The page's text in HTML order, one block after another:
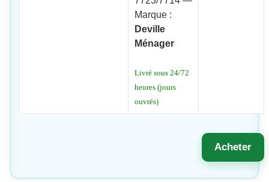
Marque :
Deville
Ménager
Livré sous 24/72
heures (jours
ouvrés)
Acheter